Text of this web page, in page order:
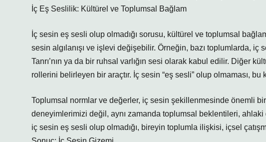
İç Eş Seslilik: Kültürel ve Toplumsal Bağlam
İç sesin eş sesli olup olmadığı sorusu, kültürel ve toplumsal
sesin algılanışı ve işlevi değişebilir. Örneğin, bazı toplumlarda, iç
Tanrı’nın ya da bir ruhsal varlığın sesi olarak kabul edilir. Diğer
rollerini belirleyen bir araçtır. İç sesin “eş sesli” olup olmaması, bu
Toplumsal normlar ve değerler, iç sesin şekillenmesinde önemli
deneyimlerimizi değil, aynı zamanda toplumsal beklentileri, ahlaki
iç sesin eş sesli olup olmadığı, bireyin toplumla ilişkisi, içsel